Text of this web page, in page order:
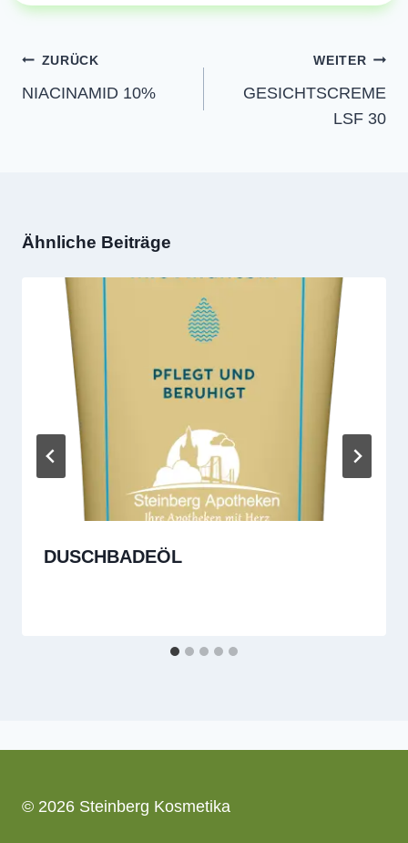
Beitragsnavigation
ZURÜCK
NIACINAMID 10%
WEITER
GESICHTSCREME
LSF 30
Ähnliche Beiträge
DUSCHBADEÖL
© 2026 Steinberg Kosmetika